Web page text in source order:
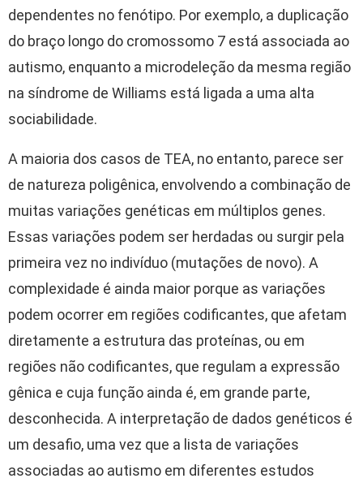
dependentes no fenótipo. Por exemplo, a duplicação
do braço longo do cromossomo 7 está associada ao
autismo, enquanto a microdeleção da mesma região
na síndrome de Williams está ligada a uma alta
sociabilidade.
A maioria dos casos de TEA, no entanto, parece ser
de natureza poligênica, envolvendo a combinação de
muitas variações genéticas em múltiplos genes.
Essas variações podem ser herdadas ou surgir pela
primeira vez no indivíduo (mutações de novo). A
complexidade é ainda maior porque as variações
podem ocorrer em regiões codificantes, que afetam
diretamente a estrutura das proteínas, ou em
regiões não codificantes, que regulam a expressão
gênica e cuja função ainda é, em grande parte,
desconhecida. A interpretação de dados genéticos é
um desafio, uma vez que a lista de variações
associadas ao autismo em diferentes estudos